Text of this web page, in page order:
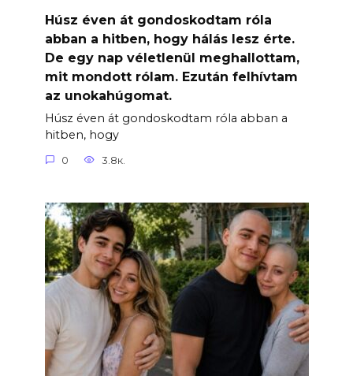
Húsz éven át gondoskodtam róla
abban a hitben, hogy hálás lesz érte.
De egy nap véletlenül meghallottam,
mit mondott rólam. Ezután felhívtam
az unokahúgomat.
Húsz éven át gondoskodtam róla abban a
hitben, hogy
0 3.8к.